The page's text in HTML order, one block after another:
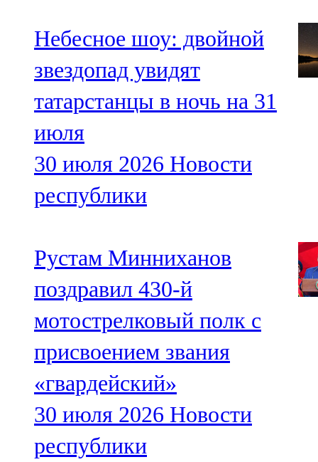
Небесное шоу: двойной
звездопад увидят
татарстанцы в ночь на 31
июля
30 июля 2026 Новости
республики
Рустам Минниханов
поздравил 430-й
мотострелковый полк с
присвоением звания
«гвардейский»
30 июля 2026 Новости
республики